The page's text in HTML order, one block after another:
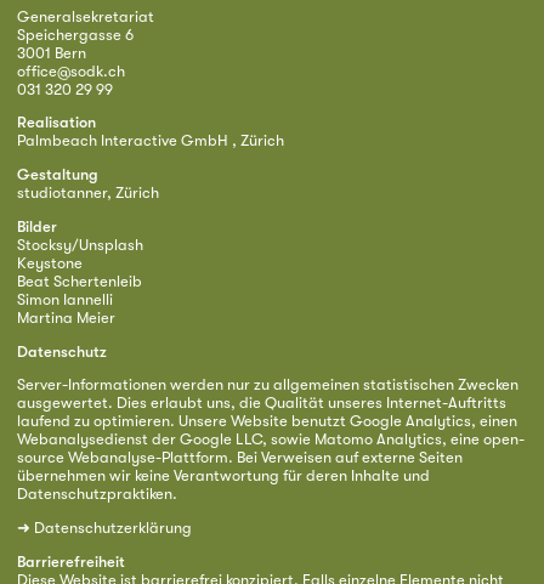
Generalsekretariat
Speichergasse 6
3001 Bern
office@sodk.ch
031 320 29 99
Realisation
Palmbeach Interactive GmbH , Zürich
Gestaltung
studiotanner, Zürich
Bilder
Stocksy/Unsplash
Keystone
Beat Schertenleib
Simon Iannelli
Martina Meier
Datenschutz
Server-Informationen werden nur zu allgemeinen statistischen Zwecken
ausgewertet. Dies erlaubt uns, die Qualität unseres Internet-Auftritts
laufend zu optimieren. Unsere Website benutzt Google Analytics, einen
Webanalysedienst der Google LLC, sowie Matomo Analytics, eine open-
source Webanalyse-Plattform. Bei Verweisen auf externe Seiten
übernehmen wir keine Verantwortung für deren Inhalte und
Datenschutzpraktiken.
➜ Datenschutzerklärung
Barrierefreiheit
Diese Website ist barrierefrei konzipiert. Falls einzelne Elemente nicht